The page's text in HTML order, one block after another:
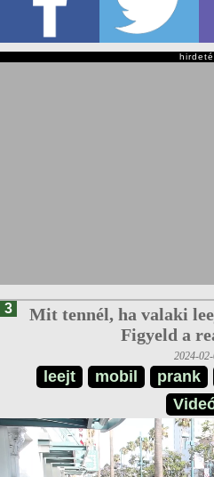
3
Mit tennél, ha valaki
Figyeld a
2024-
leejt mobil prank